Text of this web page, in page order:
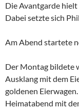
Die Avantgarde
Dabei setzte sich
Am Abend startete
Der Montag bildete
Ausklang mit dem
goldenen
Heimatabend mit